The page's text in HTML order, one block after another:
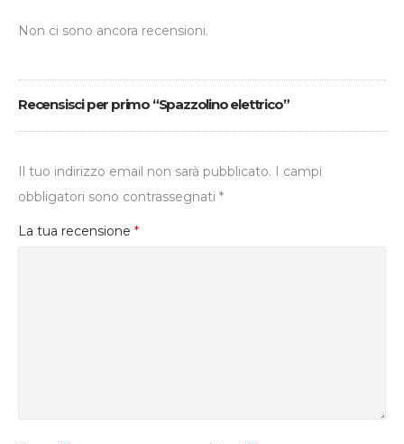
Non ci sono ancora recensioni.
Recensisci per primo “Spazzolino elettrico”
Il tuo indirizzo email non sarà pubblicato.
I campi
obbligatori sono contrassegnati *
La tua recensione *